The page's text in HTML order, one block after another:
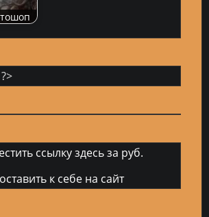
ссылку здесь за руб.
к себе на сайт